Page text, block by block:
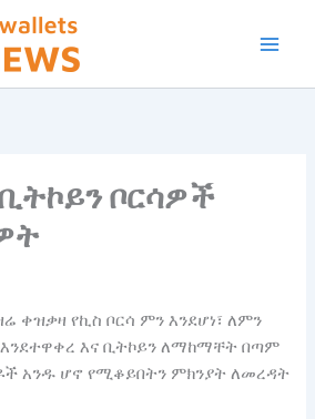
ቦርሳዎች
ቀዝቃዛ የኪስ ቦርሳ ምን እንደሆነ፣ ለምን
እና ቢትኮይን ለማከማቸት በጣም
አንዱ ሆኖ የሚቆይበትን ምክንያት ለመረዳት